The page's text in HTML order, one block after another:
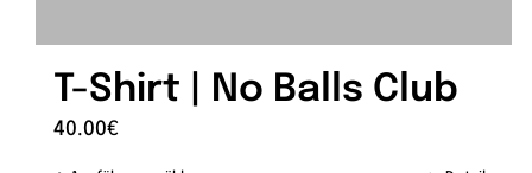
T-Shirt | No Balls Club
40.00€